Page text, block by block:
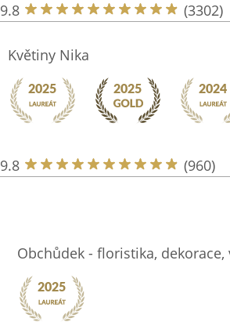
9.8 (3302)
Květiny Nika
9.8 (960)
Obchůdek - floristika, dekorace,